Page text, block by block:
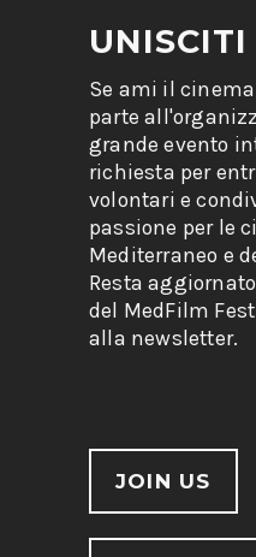
Se ami il
parte
grande evento
richiesta per
volontari e
passione per le
Mediterraneo e
Resta
del MedFilm
alla newsletter.
JOIN US